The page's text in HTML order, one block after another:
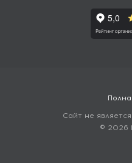
Сайт не
© 2026